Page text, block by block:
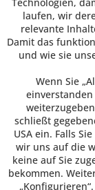
laufen, wir
relevante
Damit das
und wie sie
Wenn Sie
schließt
USA ein. Falls
wir uns auf die
keine auf Sie
bekommen.